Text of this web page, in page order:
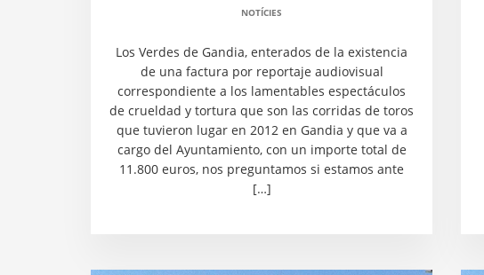
NOTÍCIES
Los Verdes de Gandia, enterados de la existencia
de una factura por reportaje audiovisual
correspondiente a los lamentables espectáculos
de crueldad y tortura que son las corridas de toros
que tuvieron lugar en 2012 en Gandia y que va a
cargo del Ayuntamiento, con un importe total de
11.800 euros, nos preguntamos si estamos ante
[…]